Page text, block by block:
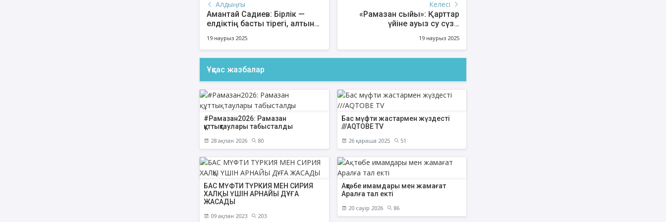
Алдыңғы
Амантай Садиев: Бірлік —
елдіктің басты тірегі, алтын
19 наурыз 2025
Келесі
«Рамазан сыйы»: Қарттар
үйіне ауыз су сүзгі
19 наурыз 2025
Ұқсас жазбалар
#Рамазан2026: Рамазан
құттықтаулары табысталды
28 ақпан 2026 80
Бас мүфти жастармен жүздесті
///AQTOBE TV
26 қараша 2025 51
БАС МҮФТИ ТҮРКИЯ МЕН СИРИЯ
ХАЛҚЫ ҮШІН АРНАЙЫ ДҰҒА
ЖАСАДЫ
09 ақпан 2023 203
Ақтөбе имамдары мен жамағат
Аралға тал екті
20 сәуір 2026 86